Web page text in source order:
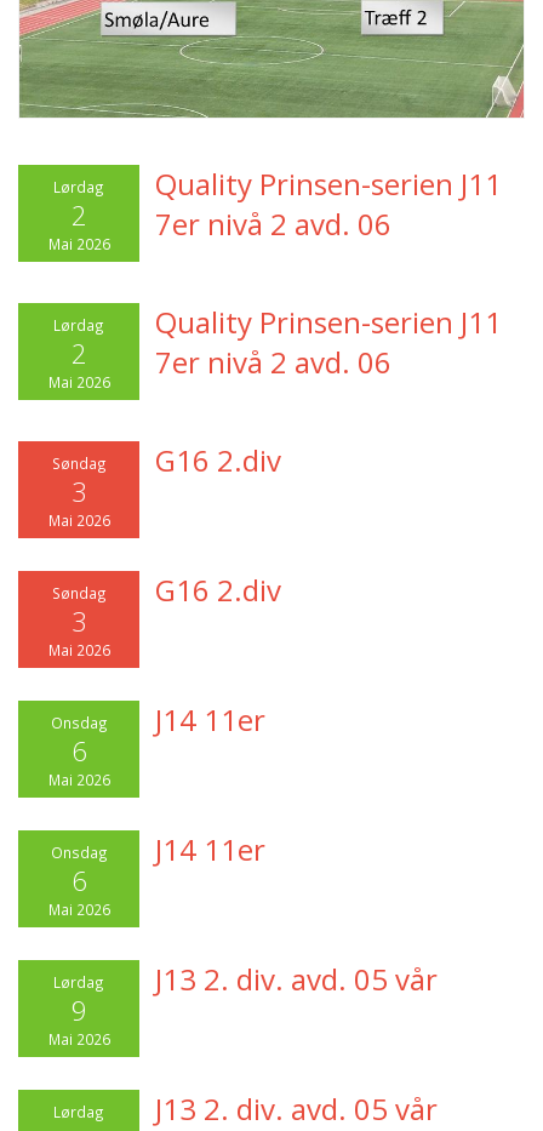
Lørdag
2
Mai 2026
Quality Prinsen-serien J11
7er nivå 2 avd. 06
Lørdag
2
Mai 2026
Quality Prinsen-serien J11
7er nivå 2 avd. 06
Søndag
3
Mai 2026
G16 2.div
Søndag
3
Mai 2026
G16 2.div
Onsdag
6
Mai 2026
J14 11er
Onsdag
6
Mai 2026
J14 11er
Lørdag
9
Mai 2026
J13 2. div. avd. 05 vår
Lørdag J13 2. div. avd. 05 vår